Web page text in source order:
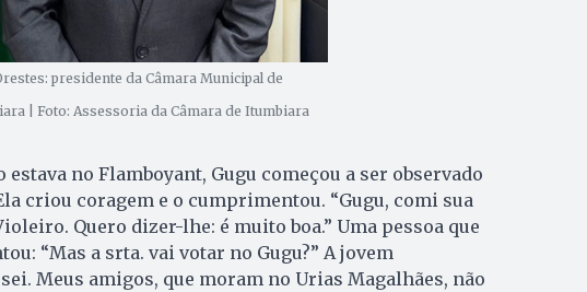
presidente da Câmara Municipal de
| Foto: Assessoria da Câmara de Itumbiara
estava no Flamboyant, Gugu começou a ser observado
criou coragem e o cumprimentou. “Gugu, comi sua
Quero dizer-lhe: é muito boa.” Uma pessoa que
“Mas a srta. vai votar no Gugu?” A jovem
Meus amigos, que moram no Urias Magalhães, não